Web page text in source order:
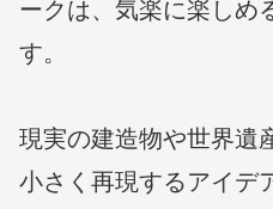
ークは、気楽に楽しめ
す。
現実の建造物や世界遺
小さく再現するアイデ